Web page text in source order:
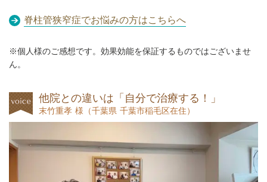
脊柱管狭窄症でお悩みの方はこちらへ
※個人様のご感想です。効果効能を保証するものではございませ
ん。
他院との違いは「自分で治療する！」
末竹重孝 様 （千葉県 千葉市稲毛区在住）